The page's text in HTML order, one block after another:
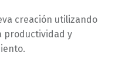
creación utilizando
productividad y